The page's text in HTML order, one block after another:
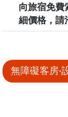
向旅宿免
細價格，請
無障礙客房‧